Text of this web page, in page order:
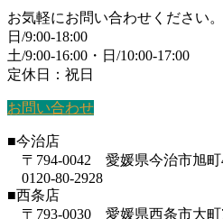
お気軽にお問い合わせください。
日/9:00-18:00
土/9:00-16:00・日/10:00-17:00
定休日：祝日
お問い合わせ
■今治店
〒794-0042 愛媛県今治市旭町
0120-80-2928
■西条店
〒793-0030 愛媛県西条市大町